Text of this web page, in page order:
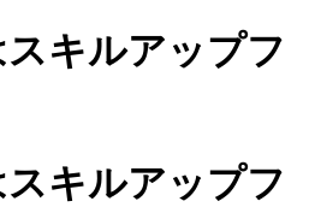
スキルアップフ
スキルアップフ